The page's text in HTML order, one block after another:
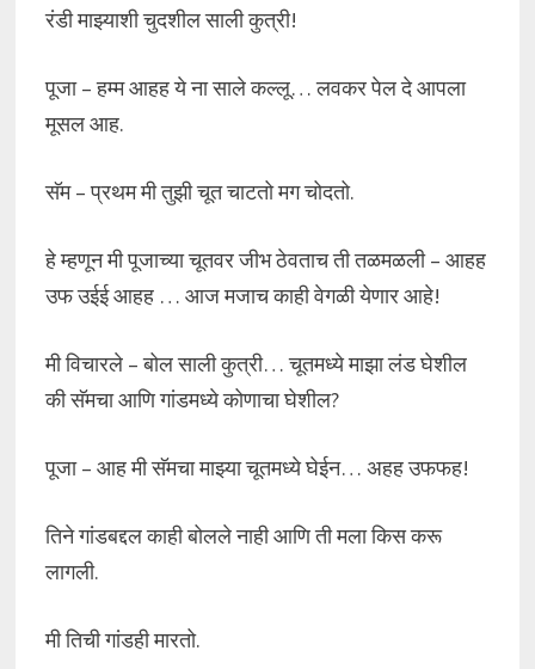
रंडी माझ्याशी चुदशील साली कुत्री!
पूजा – हम्म आहह ये ना साले कल्लू… लवकर पेल दे आपला
मूसल आह.
सॅम – प्रथम मी तुझी चूत चाटतो मग चोदतो.
हे म्हणून मी पूजाच्या चूतवर जीभ ठेवताच ती तळमळली – आहह
उफ उईई आहह … आज मजाच काही वेगळी येणार आहे!
मी विचारले – बोल साली कुत्री… चूतमध्ये माझा लंड घेशील
की सॅमचा आणि गांडमध्ये कोणाचा घेशील?
पूजा – आह मी सॅमचा माझ्या चूतमध्ये घेईन… अहह उफफह!
तिने गांडबद्दल काही बोलले नाही आणि ती मला किस करू
लागली.
मी तिची गांडही मारतो.